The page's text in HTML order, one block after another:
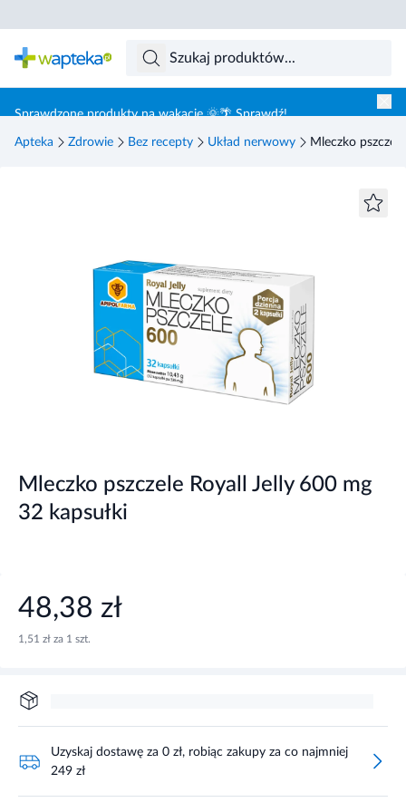
Sprawdzone produkty na wakacje 🌞🌴 Sprawdź!
Apteka Zdrowie Bez recepty Układ nerwowy Mleczko
Mleczko pszczele Royall Jelly 600 mg
32 kapsułki
48,38 zł
1,51 zł za 1 szt.
Zaloguj się i zrób zakupy za co najmniej 199 zł, aby uzyskać